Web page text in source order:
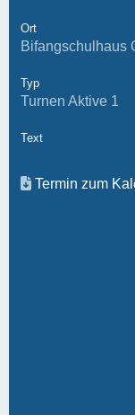
Ort
Bifangschulhaus
Typ
Turnen Aktive 1
Text
Termin zum